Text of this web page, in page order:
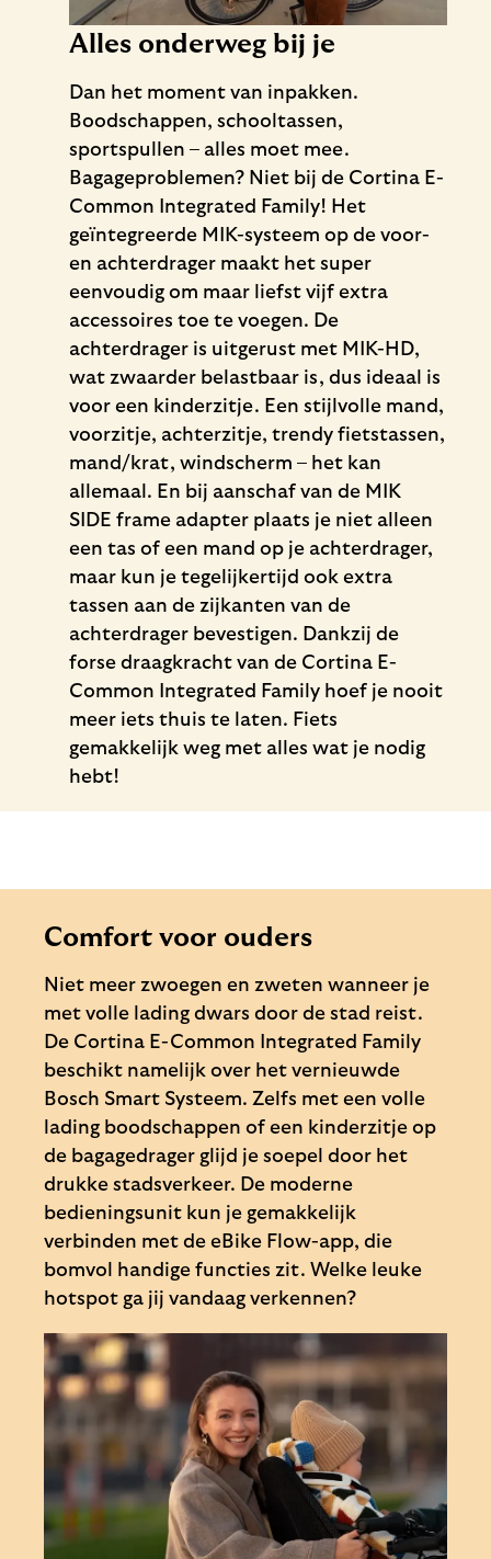
Alles onderweg bij je
Dan het moment van inpakken.
Boodschappen, schooltassen,
sportspullen – alles moet mee.
Bagageproblemen? Niet bij de Cortina E-
Common Integrated Family! Het
geïntegreerde MIK-systeem op de voor-
en achterdrager maakt het super
eenvoudig om maar liefst vijf extra
accessoires toe te voegen. De
achterdrager is uitgerust met MIK-HD,
wat zwaarder belastbaar is, dus ideaal is
voor een kinderzitje. Een stijlvolle mand,
voorzitje, achterzitje, trendy fietstassen,
mand/krat, windscherm – het kan
allemaal. En bij aanschaf van de MIK
SIDE frame adapter plaats je niet alleen
een tas of een mand op je achterdrager,
maar kun je tegelijkertijd ook extra
tassen aan de zijkanten van de
achterdrager bevestigen. Dankzij de
forse draagkracht van de Cortina E-
Common Integrated Family hoef je nooit
meer iets thuis te laten. Fiets
gemakkelijk weg met alles wat je nodig
hebt!
Comfort voor ouders
Niet meer zwoegen en zweten wanneer je
met volle lading dwars door de stad reist.
De Cortina E-Common Integrated Family
beschikt namelijk over het vernieuwde
Bosch Smart Systeem. Zelfs met een volle
lading boodschappen of een kinderzitje op
de bagagedrager glijd je soepel door het
drukke stadsverkeer. De moderne
bedieningsunit kun je gemakkelijk
verbinden met de eBike Flow-app, die
bomvol handige functies zit. Welke leuke
hotspot ga jij vandaag verkennen?